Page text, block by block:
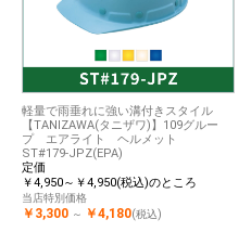
軽量で雨垂れに強い溝付きスタイル
【TANIZAWA(タニザワ)】109グルー
プ エアライト ヘルメット
ST#179-JPZ(EPA)
定価
￥4,950～￥4,950(税込)のところ
当店特別価格
￥3,300 ～ ￥4,180(税込)